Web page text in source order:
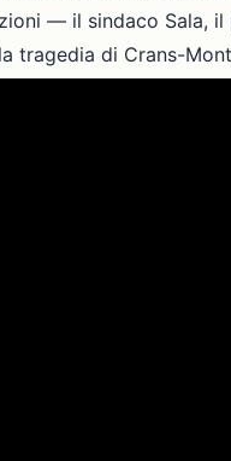
— il sindaco Sala,
tragedia di Crans-